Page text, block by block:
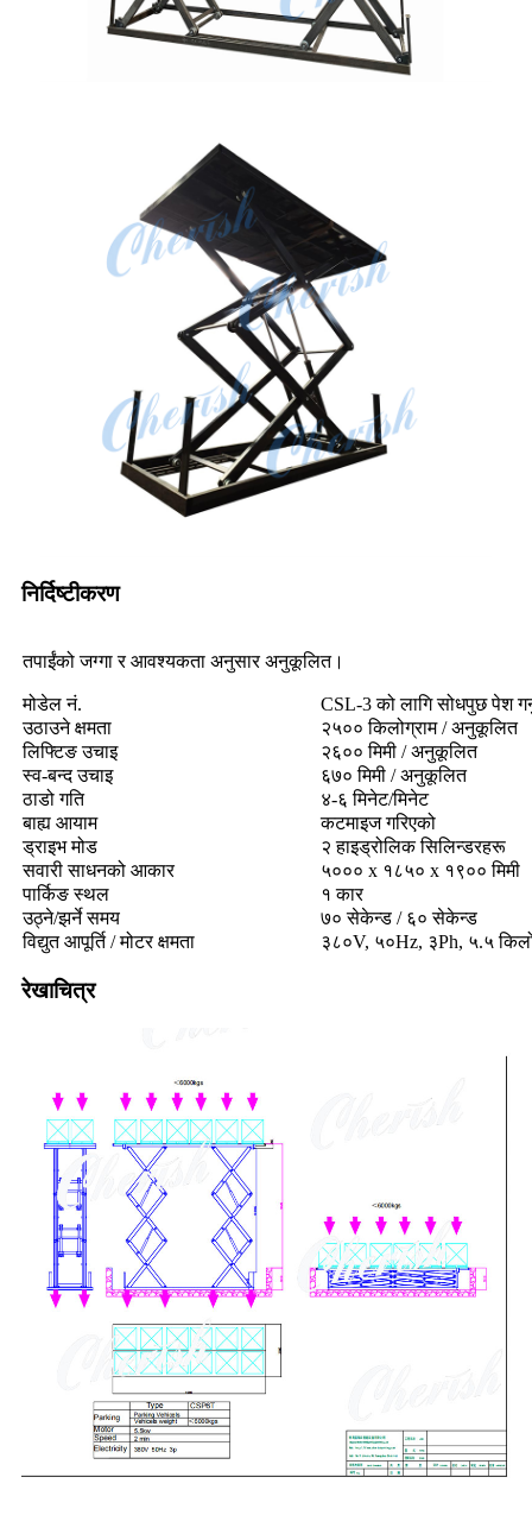
निर्दिष्टीकरण
तपाईंको जग्गा र आवश्यकता अनुसार अनुकूलित।
मोडेल नं.
CSL-3 को लागि सोधपुछ पेश
उठाउने क्षमता
२५०० किलोग्राम / अनुकूलित
लिफ्टिङ उचाइ
२६०० मिमी / अनुकूलित
स्व-बन्द उचाइ
६७० मिमी / अनुकूलित
ठाडो गति
४-६ मिनेट/मिनेट
बाह्य आयाम
कटमाइज गरिएको
ड्राइभ मोड
२ हाइड्रोलिक सिलिन्डरहरू
सवारी साधनको आकार
५००० x १८५० x १९०० मिमी
पार्किङ स्थल
१ कार
उठ्ने/झर्ने समय
७० सेकेन्ड / ६० सेकेन्ड
विद्युत आपूर्ति / मोटर क्षमता
३८०V, ५०Hz, ३Ph, ५.५
रेखाचित्र